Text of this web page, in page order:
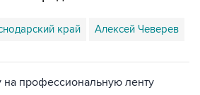
край Алексей Чеверев
на профессиональную ленту